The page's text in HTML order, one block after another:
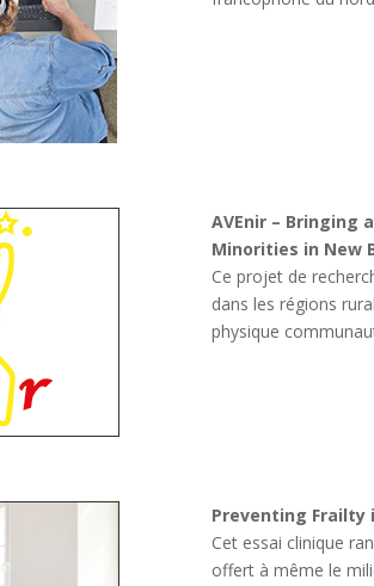
AVEnir – Bringing
Minorities in New
Ce projet de
dans les régions
physique
Preventing Frailty
Cet essai clinique
offert à même le